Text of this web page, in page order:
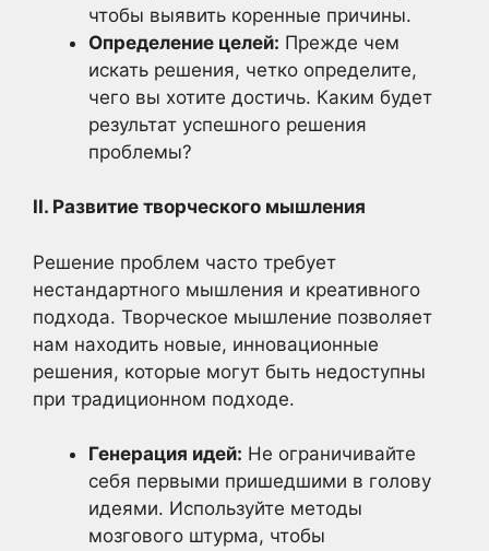
чтобы выявить коренные причины.
Определение целей: Прежде чем
искать решения, четко определите,
чего вы хотите достичь. Каким будет
результат успешного решения
проблемы?
II. Развитие творческого мышления
Решение проблем часто требует
нестандартного мышления и креативного
подхода. Творческое мышление позволяет
нам находить новые, инновационные
решения, которые могут быть недоступны
при традиционном подходе.
Генерация идей: Не ограничивайте
себя первыми пришедшими в голову
идеями. Используйте методы
мозгового штурма, чтобы